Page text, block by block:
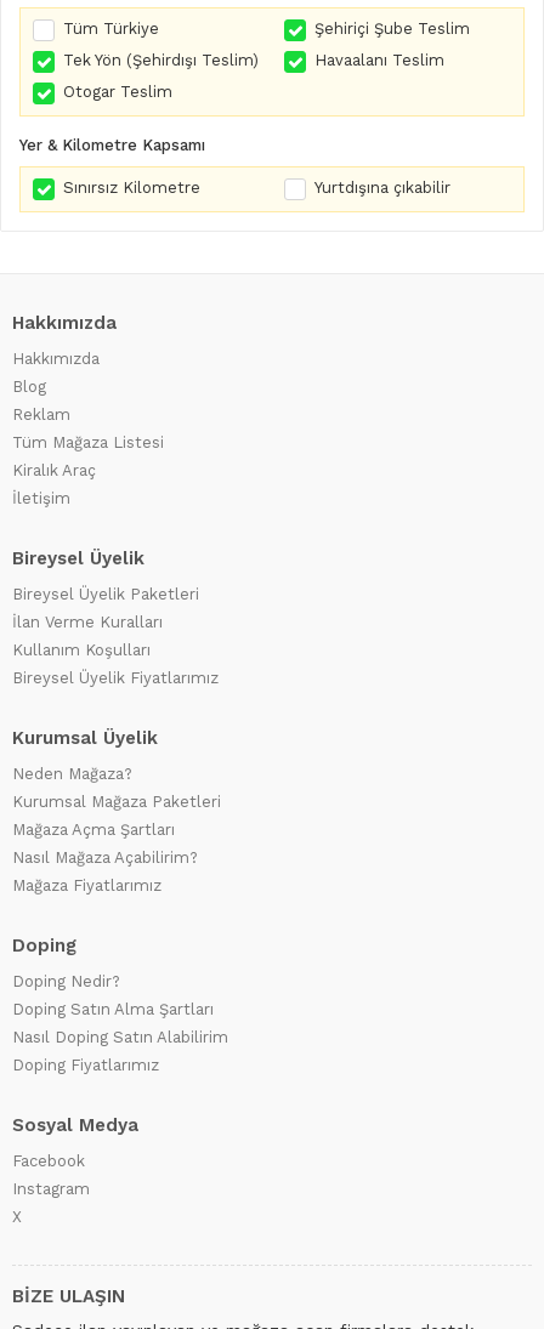
Tüm Türkiye
Şehiriçi Şube Teslim
Tek Yön (Şehirdışı Teslim)
Havaalanı Teslim
Otogar Teslim
Yer & Kilometre Kapsamı
Sınırsız Kilometre Yurtdışına çıkabilir
Hakkımızda
Hakkımızda
Blog
Reklam
Tüm Mağaza Listesi
Kiralık Araç
İletişim
Bireysel Üyelik
Bireysel Üyelik Paketleri
İlan Verme Kuralları
Kullanım Koşulları
Bireysel Üyelik Fiyatlarımız
Kurumsal Üyelik
Neden Mağaza?
Kurumsal Mağaza Paketleri
Mağaza Açma Şartları
Nasıl Mağaza Açabilirim?
Mağaza Fiyatlarımız
Doping
Doping Nedir?
Doping Satın Alma Şartları
Nasıl Doping Satın Alabilirim
Doping Fiyatlarımız
Sosyal Medya
Facebook
Instagram
X
BİZE ULAŞIN